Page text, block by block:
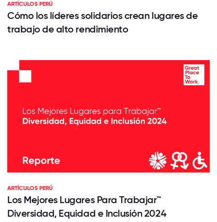
ARTÍCULOS PERÚ
Cómo los líderes solidarios crean lugares de
trabajo de alto rendimiento
ARTÍCULOS PERÚ
Los Mejores Lugares Para Trabajar™
Diversidad, Equidad e Inclusión 2024